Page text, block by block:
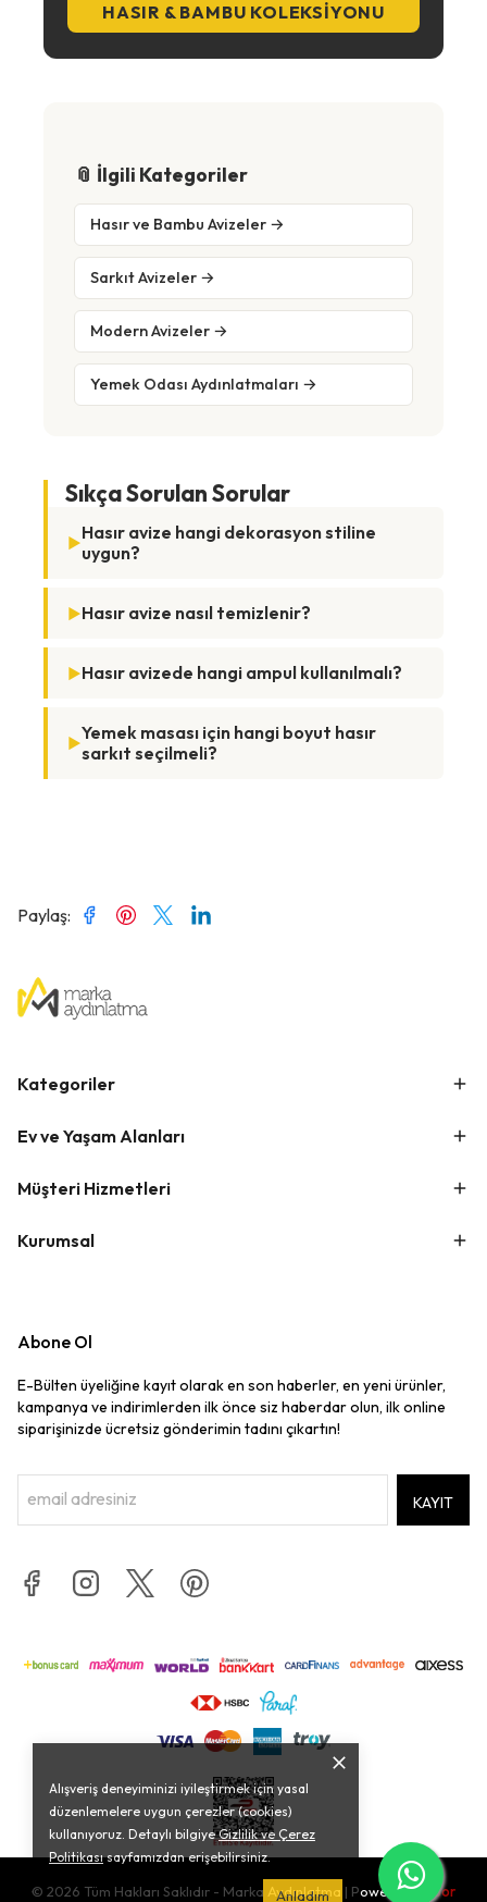
Alışveriş deneyiminizi iyileştirmek için yasal
düzenlemelere uygun çerezler (cookies)
kullanıyoruz. Detaylı bilgiyeGizlilik ve Çerez
Politikasısayfamızdan erişebilirsiniz.
Anladım
HASIR & BAMBU KOLEKSIYONU
📎 İlgili Kategoriler
Hasır ve Bambu Avizeler →
Sarkıt Avizeler →
Modern Avizeler →
Yemek Odası Aydınlatmaları →
Sıkça Sorulan Sorular
Hasır avize hangi dekorasyon stiline
uygun?
Hasır avize nasıl temizlenir?
Hasır avizede hangi ampul kullanılmalı?
Yemek masası için hangi boyut hasır
sarkıt seçilmeli?
Paylaş:
Kategoriler
Ev ve Yaşam Alanları
Müşteri Hizmetleri
Kurumsal
Abone Ol
E-Bülten üyeliğine kayıt olarak en son haberler, en yeni ürünler,
kampanya ve indirimlerden ilk önce siz haberdar olun, ilk online
siparişinizde ücretsiz gönderimin tadını çıkartın!
KAYIT
© 2026 Tüm Hakları Saklıdır - Marka Aydınlatma | Powered by Sor